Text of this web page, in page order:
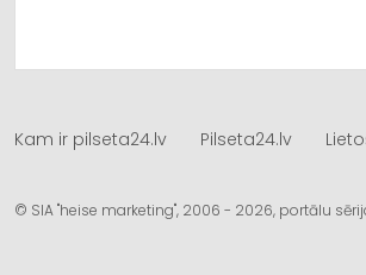
Kam ir pilseta24.lv Pilseta24.lv
© SIA "heise marketing", 2006 - 2026, portālu